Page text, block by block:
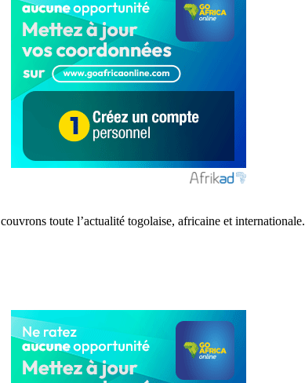
toute l’actualité togolaise, africaine et internationale.